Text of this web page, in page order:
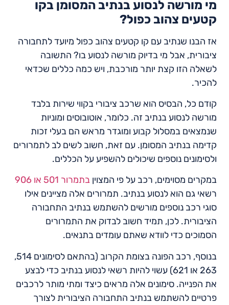
מי מורשה לנסוע בנתיב המסומן בקו
קטעים צהוב כפול?
אז הבנו שנתיב עם קו קטעים צהוב כפול מיועד לתחבורה
ציבורית, אבל מי בדיוק מורשה לנסוע בו? התשובה
לשאלה הזו קצת יותר מורכבת, ויש כמה כללים שכדאי
להכיר.
קודם כל, הבסיס הוא שרכב ציבורי בקווי שירות בלבד
מורשה לנסוע בנתיב זה. כלומר, אוטובוסים ומוניות
שנמצאים במסלול קבוע ומוגדר מראש הם בעלי זכות
קדימה בנתיב המסומן. עם זאת, חשוב לשים לב לתמרורים
ולסימונים נוספים שיכולים להשפיע על הכללים.
במקרים מסוימים, רכב על פי המצוין בתמרור 501 או 906
רשאי גם הוא לנסוע בנתיב. תמרורים אלה מציינים אילו
סוגי רכב נוספים מורשים להשתמש בנתיב התחבורה
הציבורית. לכן, תמיד חשוב לבדוק את התמרורים
הסמוכים כדי לוודא שאתם עומדים בתנאים.
בנוסף, רכב הפונה בצומת הקרוב (בהתאם לסימונים 514,
263 או 621) עשוי להיות רשאי לנסוע בנתיב כדי לבצע
את הפנייה. סימונים אלה מראים כיצד ומתי מותר לרכבים
פרטיים להשתמש בנתיב התחבורה הציבורית לצורך